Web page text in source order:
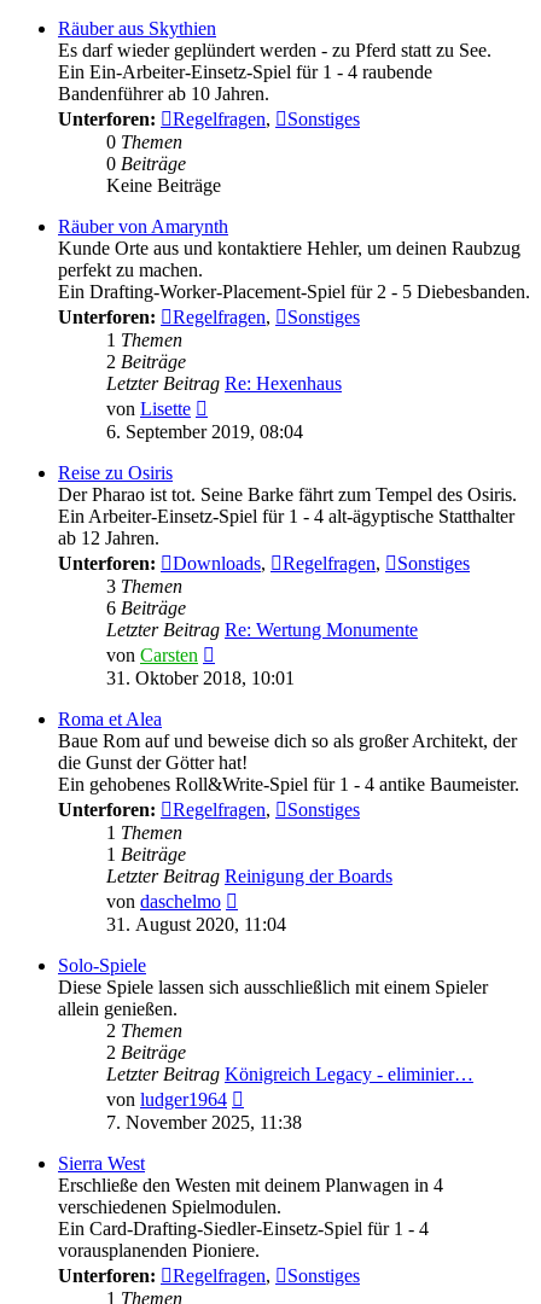
Räuber aus Skythien
Es darf wieder geplündert werden - zu Pferd statt zu See.
Ein Ein-Arbeiter-Einsetz-Spiel für 1 - 4 raubende
Bandenführer ab 10 Jahren.
Unterforen:
Regelfragen,
Sonstiges
0 Themen
0 Beiträge
Keine Beiträge
Räuber von Amarynth
Kunde Orte aus und kontaktiere Hehler, um deinen Raubzug
perfekt zu machen.
Ein Drafting-Worker-Placement-Spiel für 2 - 5 Diebesbanden.
Unterforen:
Regelfragen,
Sonstiges
1 Themen
2 Beiträge
Letzter Beitrag Re: Hexenhaus
von Lisette
Beitrag
6. September 2019, 08:04
Reise zu Osiris
Der Pharao ist tot. Seine Barke fährt zum Tempel des Osiris.
Ein Arbeiter-Einsetz-Spiel für 1 - 4 alt-ägyptische Statthalter
ab 12 Jahren.
Unterforen:
Downloads, Regelfragen,
Sonstiges
3 Themen
6 Beiträge
Letzter Beitrag Re: Wertung Monumente
von Carsten
Beitrag
31. Oktober 2018, 10:01
Roma et Alea
Baue Rom auf und beweise dich so als großer Architekt, der
die Gunst der Götter hat!
Ein gehobenes Roll&Write-Spiel für 1 - 4 antike Baumeister.
Unterforen:
Regelfragen,
Sonstiges
1 Themen
1 Beiträge
Letzter Beitrag Reinigung der Boards
von daschelmo
Beitrag
31. August 2020, 11:04
Solo-Spiele
Diese Spiele lassen sich ausschließlich mit einem Spieler
allein genießen.
2 Themen
2 Beiträge
Letzter Beitrag Königreich Legacy - eliminier…
von ludger1964
Beitrag
7. November 2025, 11:38
Sierra West
Erschließe den Westen mit deinem Planwagen in 4
verschiedenen Spielmodulen.
Ein Card-Drafting-Siedler-Einsetz-Spiel für 1 - 4
vorausplanenden Pioniere.
Unterforen:
Regelfragen,
Sonstiges
1 Themen